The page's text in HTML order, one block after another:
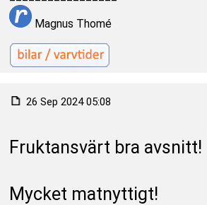
Magnus Thomé
26 Sep 2024 05:08
Fruktansvärt bra avsnitt!
Mycket matnyttigt!